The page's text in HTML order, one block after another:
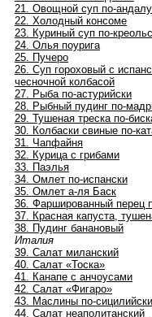
21. Овощной суп по-
22. Холодный консоме
23. Куриный суп по-
24. Олья поурига
25. Пучеро
26. Суп гороховый с
чесночной колбасой
27. Рыба по-астурийски
28. Рыбный пудинг по-
29. Тушеная треска по-
30. Колбаски свиные по-
31. Чапфайня
32. Курица с грибами
33. Паэлья
34. Омлет по-испански
35. Омлет а-ля Баск
36. Фаршированный перец
37. Красная капуста,
38. Пудинг банановый
Италия
39. Салат миланский
40. Салат «Тоска»
41. Канапе с анчоусами
42. Салат «Фигаро»
43. Маслины по-сицилийски
44. Салат неаполитанский